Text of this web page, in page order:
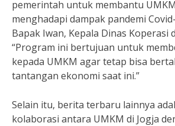
pemerintah untuk membantu
menghadapi dampak pandemi
Bapak Iwan, Kepala Dinas Koperasi
“Program ini bertujuan untuk
kepada UMKM agar tetap bisa
tantangan ekonomi saat ini.”
Selain itu, berita terbaru lainnya
kolaborasi antara UMKM di Jogja